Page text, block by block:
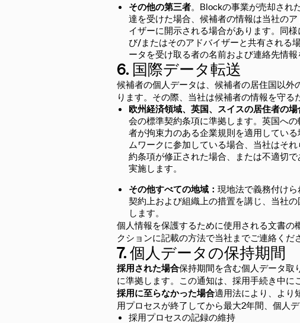
その他の第三者。Blockの事業が売却され
達を受けた場合、候補者の情報は当社の
イザーに開示される場合があります。同
び/またはそのアドバイザーと共有される
ータを受け取る者の名前および連絡先情報
6. 国際データ転送
候補者の個人データは、候補者の居住国以
ります。その際、当社は候補者の情報を守る
欧州経済領域、英国、スイスの居住者の場
会の標準契約条項に準拠します。英国へ
者が拘束力のある企業規則を適用してい
ムワークに参加している場合、当社はそ
約条項が修正された場合、または不適切
実施します。
その他すべての地域： 現地法で義務付け
契約上および組織上の措置を講じ、当社
します。
個人情報を保護するために使用される文書
クションに記載の方法で当社までご連絡くだ
7. 個人データの保持期間
採用された場合保持期間を含む個人データ取
に準拠します。この通知は、採用手続き中に
採用に至らなかった場合適用法により、より
用プロセスが終了してから最大2年間、個人
採用プロセスの記録の維持